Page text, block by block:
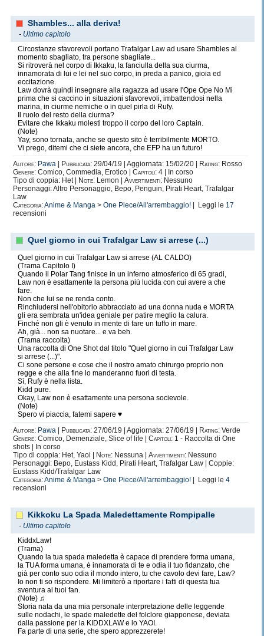
Shambles... alla deriva!
- Ultimo capitolo
Circostanze sfavorevoli portano Trafalgar Law ad usare Shambles al
momento sbagliato, tra persone sbagliate...
Si ritroverà nel corpo di Ikkaku, la fanciulla della sua ciurma,
innamorata di lui e lei nel suo corpo, in preda a panico, gioia ed
eccitazione.
Law dovrà quindi insegnare alla ragazza ad usare l'Ope Ope No Mi
prima che si caccino in situazioni sfavorevoli, imbattendosi nella
marina, in ciurme nemiche o in quel pirla di Rufy.
Il ruolo del resto della ciurma?
Evitare che Ikkaku molesti troppo il corpo del loro Captain.
(Note)
Yay, sono tornata, anche se questo sito è terribilmente MORTO.
Vi prego, ditemi che ci siete ancora, che EFP ha un futuro!
Autore: Pawa Pubblicata: 29/04/19 | Aggiornata: 15/02/20 | Rating: Rosso
Genere: Comico, Commedia, Erotico | Capitoli: 4 | In corso
Tipo di coppia: Het |
Note: Lemon | Avvertimenti: Nessuno
Personaggi: Altro Personaggio, Bepo, Penguin, Pirati Heart, Trafalgar
Law
Categoria:Anime & Manga > One Piece/All'arrembaggio! | Leggi le 17
recensioni
Quel giorno in cui Trafalgar Law si arrese (...)
Quel giorno in cui Trafalgar Law si arrese (AL CALDO)
(Trama Capitolo I)
Quando il Polar Tang finisce in un inferno atmosferico di 65 gradi,
Law non è esattamente la persona più lucida con cui avere a che
fare.
Non che lui se ne renda conto.
Rinchiudersi nell'obitorio abbracciato ad una donna nuda e MORTA
gli era sembrata un'idea geniale per patire meglio la calura.
Finché non gli è venuto in mente di fare un tuffo in mare.
Ah, già... non sa nuotare... e va beh.
(Trama raccolta)
Una raccolta di One Shot dal titolo "Quel giorno in cui Trafalgar Law
si arrese (...)".
Ci sone persone e cose che il nostro amato chirurgo proprio non
regge e che alla fine lo manderanno fuori di testa.
Sì, Rufy è nella lista.
Kidd pure.
Okay, Law non è esattamente una persona socievole.
(Note)
Spero vi piaccia, fatemi sapere ♥
Autore: Pawa Pubblicata: 27/06/19 | Aggiornata: 27/06/19 | Rating: Verde
Genere: Comico, Demenziale, Slice of life | Capitoli: 1 - Raccolta di One
shots | In corso
Tipo di coppia: Het, Yaoi |
Note: Nessuna | Avvertimenti: Nessuno
Personaggi: Bepo, Eustass Kidd, Pirati Heart, Trafalgar Law | Coppie:
Eustass Kidd/Trafalgar Law
Categoria:Anime & Manga > One Piece/All'arrembaggio! | Leggi le 4
recensioni
Kikkoku La Spada Maledettamente Rompipalle
- Ultimo capitolo
KiddxLaw!
(Trama)
Quando la tua spada maledetta è capace di prendere forma umana,
la TUA forma umana, è innamorata di te e odia il tuo fidanzato, che
già per conto suo odia il mondo intero, tu che cavolo devi fare, Law?
Io non ti so rispondere. Mi limiterò a riportare i fatti di questa tua
sventura ai tuoi fan.
(Note) ♫
Storia nata da una mia personale interpretazione delle leggende
sulle nodachi, le spade maledette del folclore giapponese, deviata
dalla passione per la KIDDXLAW e lo YAOI.
Fa parte di una serie, che spero apprezzerete!